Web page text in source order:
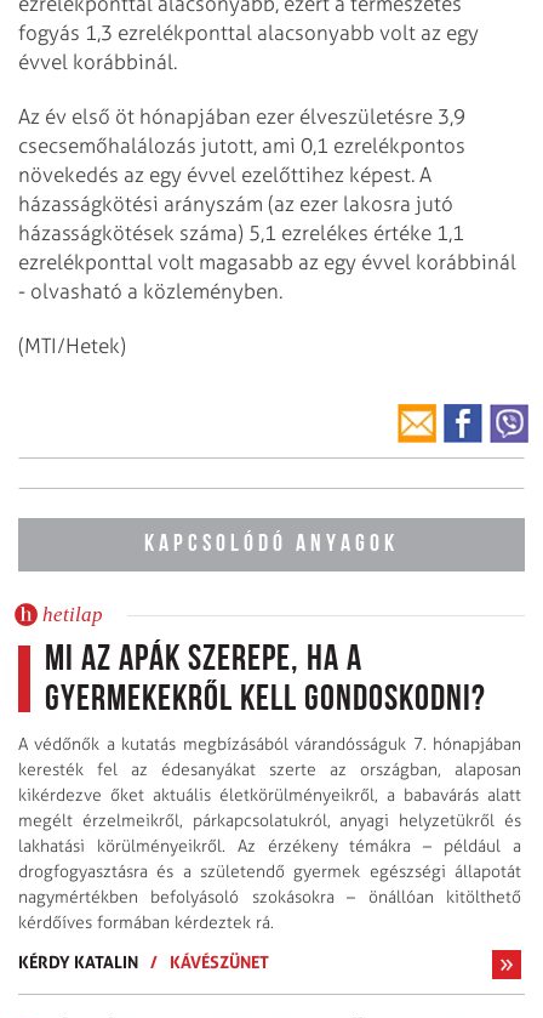
fogyás 1,3 ezrelékponttal alacsonyabb volt az egy
évvel korábbinál.
Az év első öt hónapjában ezer élveszületésre 3,9
csecsemőhalálozás jutott, ami 0,1 ezrelékpontos
növekedés az egy évvel ezelőttihez képest. A
házasságkötési arányszám (az ezer lakosra jutó
házasságkötések száma) 5,1 ezrelékes értéke 1,1
ezrelékponttal volt magasabb az egy évvel korábbinál
- olvasható a közleményben.
(MTI/Hetek)
KAPCSOLÓDÓ ANYAGOK
hetilap
Mi az apák szerepe, ha a
gyermekekről kell gondoskodni?
A védőnők a kutatás megbízásából várandósságuk 7. hónapjában
keresték fel az édesanyákat szerte az országban, alaposan
kikérdezve őket aktuális életkörülményeikről, a babavárás alatt
megélt érzelmeikről, párkapcsolatukról, anyagi helyzetükről és
lakhatási körülményeikről. Az érzékeny témákra – például a
drogfogyasztásra és a születendő gyermek egészségi állapotát
nagymértékben befolyásoló szokásokra – önállóan kitölthető
kérdőíves formában kérdeztek rá.
KÉRDY KATALIN / KÁVÉSZÜNET